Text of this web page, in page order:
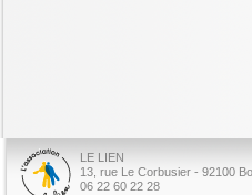
LE LIEN
13, rue Le Corbusier - 92100
06 22 60 22 28